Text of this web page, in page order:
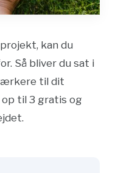
kan du
Så bliver du sat i
til dit
til 3 gratis og